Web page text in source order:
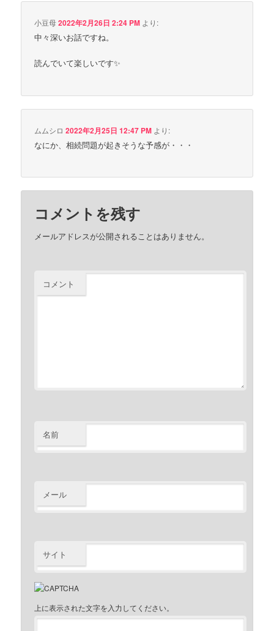
小豆母2022年2月26日 2:24 PM より:
中々深いお話ですね。
読んでいて楽しいです✨
ムムシロ 2022年2月25日 12:47 PM より:
なにか、相続問題が起きそうな予感が・・・
コメントを残す
メールアドレスが公開されることはありません。
コメント
名前
メール
サイト
上に表示された文字を入力してください。